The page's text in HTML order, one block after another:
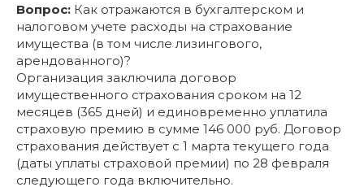
Вопрос: Как отражаются в бухгалтерском и
налоговом учете расходы на страхование
имущества (в том числе лизингового,
арендованного)?
Организация заключила договор
имущественного страхования сроком на 12
месяцев (365 дней) и единовременно уплатила
страховую премию в сумме 146 000 руб. Договор
страхования действует с 1 марта текущего года
(даты уплаты страховой премии) по 28 февраля
следующего года включительно.